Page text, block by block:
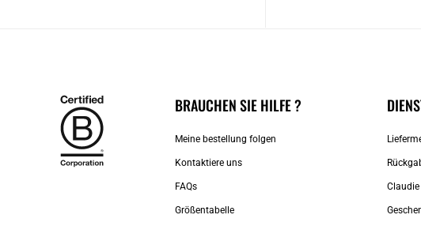
BRAUCHEN SIE HILFE ?
Meine bestellung folgen
Kontaktiere uns​
FAQs
Größentabelle
Claudie